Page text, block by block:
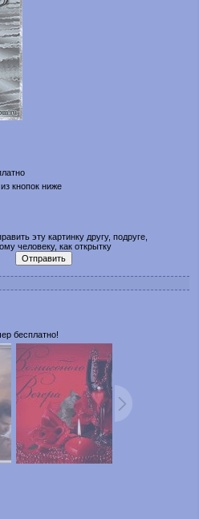
кнопок ниже
эту картинку другу, подруге,
человеку, как открытку
бесплатно!